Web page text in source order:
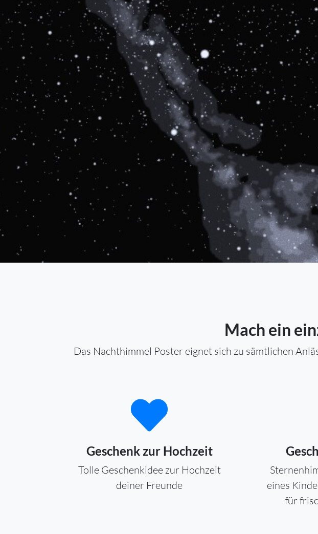
Mach ein
Das Nachthimmel Poster eignet sich zu sämtlichen
Geschenk zur Hochzeit
Tolle Geschenkidee zur Hochzeit
deiner Freunde
eines
für